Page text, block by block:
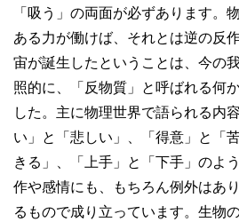
「吸う」の両面が必ずあります。
ある力が働けば、それとは逆の反
宙が誕生したということは、今の
照的に、「反物質」と呼ばれる何
した。主に物理世界で語られる内
い」と「悲しい」、「得意」と「
きる」、「上手」と「下手」のよ
作や感情にも、もちろん例外はあ
るもので成り立っています。生物